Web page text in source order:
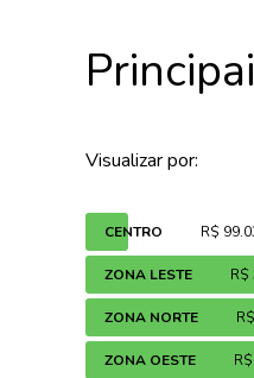
Visualizar por:
CENTRO R$
ZONA LESTE R$
ZONA NORTE
ZONA OESTE